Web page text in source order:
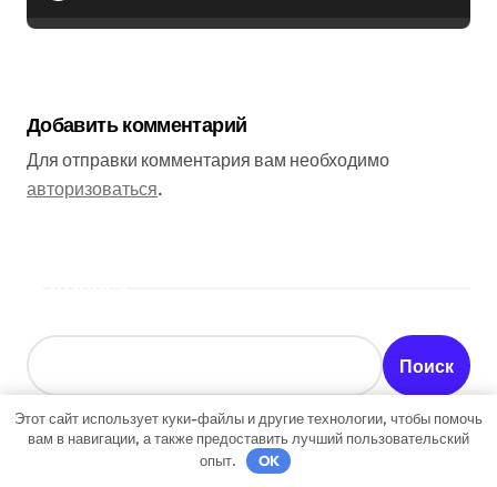
Добавить комментарий
Для отправки комментария вам необходимо
авторизоваться.
Поиск
Этот сайт использует куки-файлы и другие технологии, чтобы помочь
вам в навигации, а также предоставить лучший пользовательский
опыт.
OK